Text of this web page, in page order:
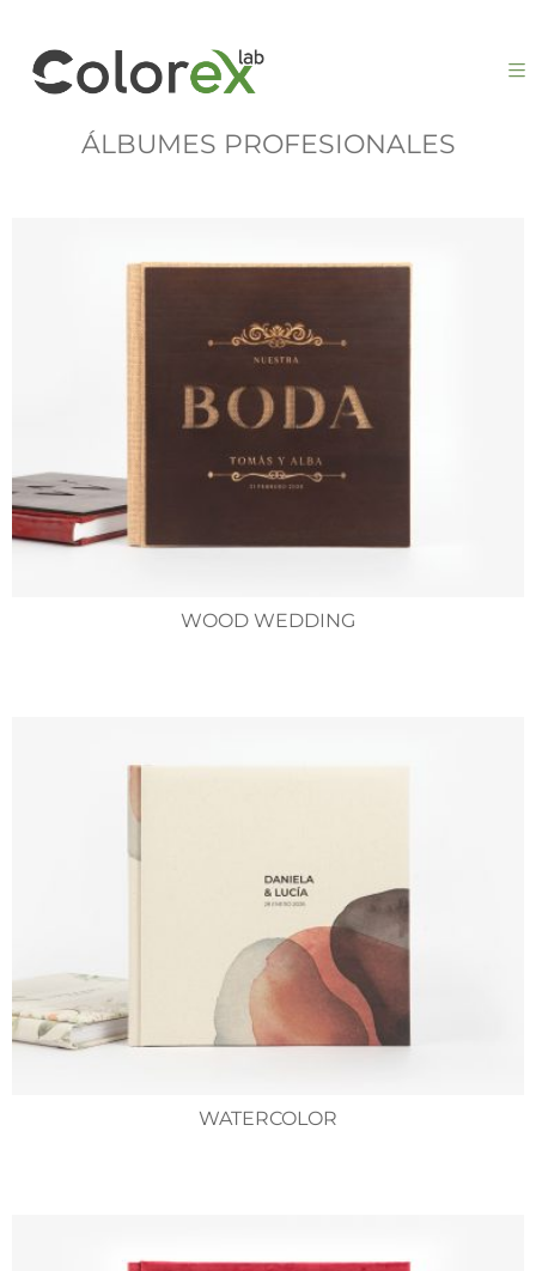
ÁLBUMES PROFESIONALES
WOOD WEDDING
WATERCOLOR